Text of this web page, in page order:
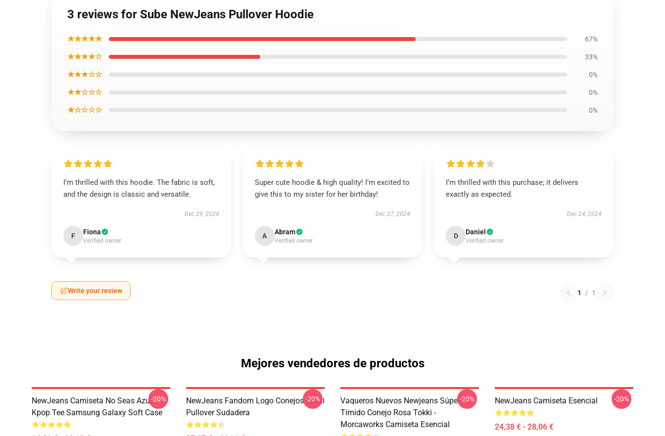
3 reviews for Sube NewJeans Pullover Hoodie
★★★★★ 67%
★★★★☆ 33%
★★★☆☆ 0%
★★☆☆☆ 0%
★☆☆☆☆ 0%
I’m thrilled with this hoodie. The fabric is soft,
and the design is classic and versatile.
Dec 29, 2024
F Fiona
Verified owner
Super cute hoodie & high quality! I’m excited to
give this to my sister for her birthday!
Dec 27, 2024
A Abram
Verified owner
I’m thrilled with this purchase; it delivers
exactly as expected.
Dec 24, 2024
D Daniel
Verified owner
Write your review 1 / 1
Mejores vendedores de productos
NewJeans Camiseta No Seas Azul
Kpop Tee Samsung Galaxy Soft Case
-20%
NewJeans Fandom Logo Conejos Tokki
Pullover Sudadera
-20%
Vaqueros Nuevos Newjeans Súper
Tímido Conejo Rosa Tokki -
Morcaworks Camiseta Esencial
-20% NewJeans Camiseta Esencial
24,38 € - 28,06 €
-20%